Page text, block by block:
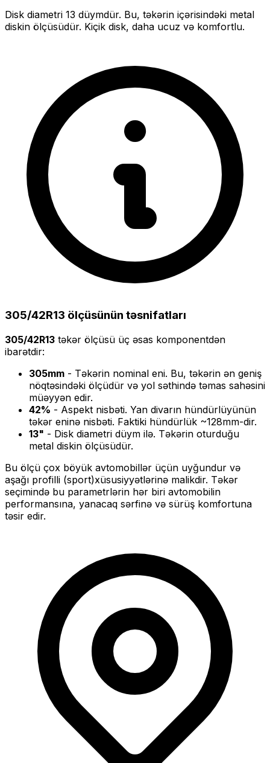
Disk diametri 13 düymdür. Bu, təkərin içərisindəki metal
diskin ölçüsüdür. Kiçik disk, daha ucuz və komfortlu.
305/42R13 ölçüsünün təsnifatları
305/42R13 təkər ölçüsü üç əsas komponentdən
ibarətdir:
305mm - Təkərin nominal eni. Bu, təkərin ən geniş
nöqtəsindəki ölçüdür və yol səthində təmas sahəsini
müəyyən edir.
42% - Aspekt nisbəti. Yan divarın hündürlüyünün
təkər eninə nisbəti. Faktiki hündürlük ~128mm-dir.
13" - Disk diametri düym ilə. Təkərin oturduğu
metal diskin ölçüsüdür.
Bu ölçü çox böyük avtomobillər üçün uyğundur və
aşağı profilli (sport)xüsusiyyətlərinə malikdir. Təkər
seçimində bu parametrlərin hər biri avtomobilin
performansına, yanacaq sərfinə və sürüş komfortuna
təsir edir.